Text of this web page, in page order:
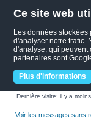
Ce site web
Les données
d'analyser notre trafic.
d'analyse, qui peuvent
partenaires sont
Plus d'informations
Dernière visite: il y a
Voir les messages sans